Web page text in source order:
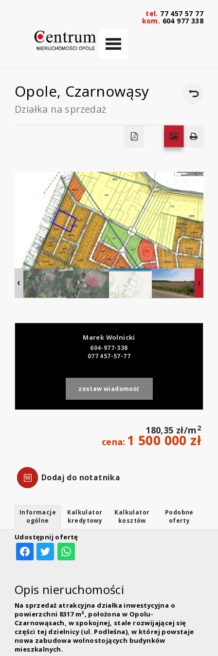
tel. 77 457 57 77
kom. 604 977 338
Opole, Czarnowąsy
Działka na sprzedaż
Marek Wolnicki
604-977-338
077 457-57-77
zostaw wiadomość
180,35 zł/m2
cena: 1 500 000 zł
Dodaj do notatnika
Udostępnij ofertę
Informacje
ogólne
Kalkulator
kredytowy
Kalkulator
kosztów
Podobne
oferty
Opis nieruchomości
Na sprzedaż atrakcyjna działka inwestycyjna o
powierzchni 8317 m², położona w Opolu-
Czarnowąsach, w spokojnej, stale rozwijającej się
części tej dzielnicy (ul. Podleśna), w której powstaje
nowa zabudowa wolnostojących budynków
mieszkalnych.